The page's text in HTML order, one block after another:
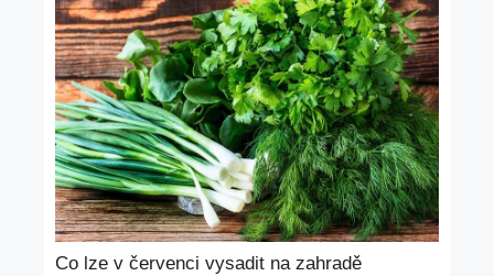
Co lze v červenci vysadit na zahradě